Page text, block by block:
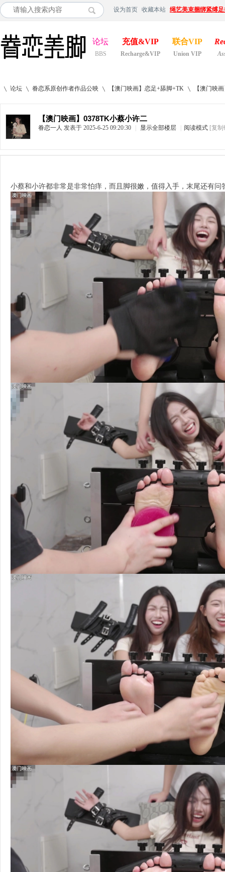
设为首页 收藏本站 绳艺美束捆绑紧缚
论坛
BBS
充值&VIP
Recharge&VIP
联合VIP
Union VIP
论坛
›
眷恋系原创作者作品公映
›
【澳门映画】恋足+舔脚+TK
›
【澳门映
【澳门映画】0378TK小蔡小许二
眷恋一人 发表于 2025-6-25 09:20:30 显示全部楼层 阅读模式 [复
小蔡和小许都非常是非常怕痒，而且脚很嫩，值得入手，末尾还有问